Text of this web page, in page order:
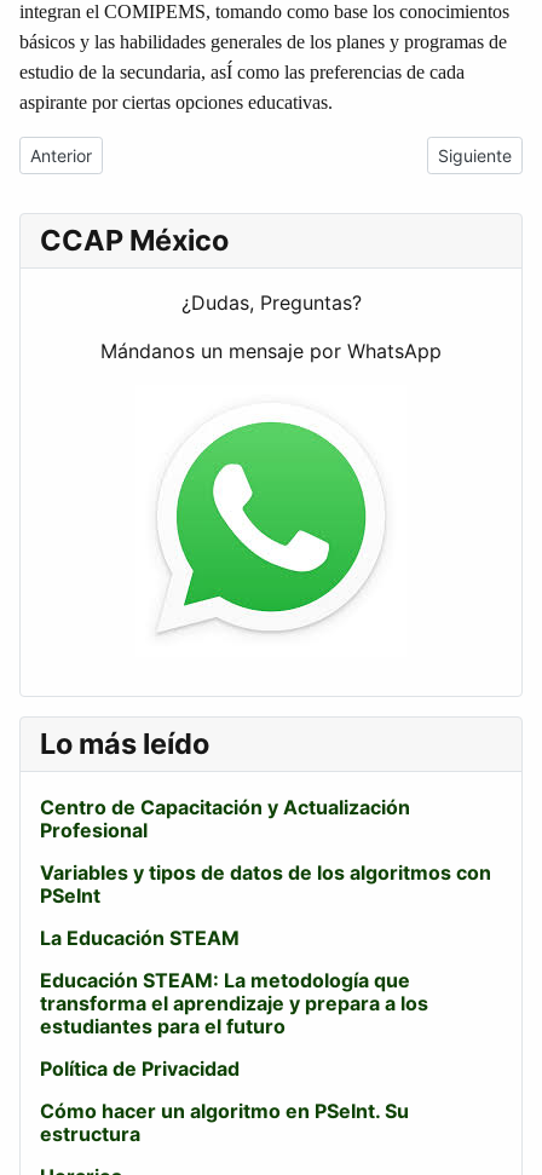
integran el COMIPEMS, tomando como base los conocimientos
básicos y las habilidades generales de los planes y programas de
estudio de la secundaria, asÍ como las preferencias de cada
aspirante por ciertas opciones educativas.
Artículo anterior: Modalidades de Bachillerato
Anterior Artículo
Siguiente
CCAP México
¿Dudas, Preguntas?
Mándanos un mensaje por WhatsApp
Lo más leído
Centro de Capacitación y Actualización
Profesional
Variables y tipos de datos de los algoritmos con
PSeInt
La Educación STEAM
Educación STEAM: La metodología que
transforma el aprendizaje y prepara a los
estudiantes para el futuro
Política de Privacidad
Cómo hacer un algoritmo en PSeInt. Su
estructura